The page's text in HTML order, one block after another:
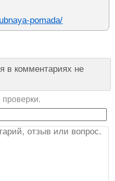
pomada/
в комментариях не